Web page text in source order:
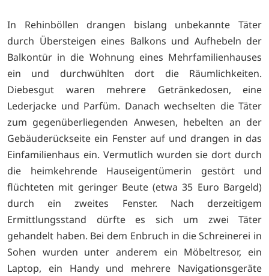
In Rehinböllen drangen bislang unbekannte Täter
durch Übersteigen eines Balkons und Aufhebeln der
Balkontür in die Wohnung eines Mehrfamilienhauses
ein und durchwühlten dort die Räumlichkeiten.
Diebesgut waren mehrere Getränkedosen, eine
Lederjacke und Parfüm. Danach wechselten die Täter
zum gegenüberliegenden Anwesen, hebelten an der
Gebäuderückseite ein Fenster auf und drangen in das
Einfamilienhaus ein. Vermutlich wurden sie dort durch
die heimkehrende Hauseigentümerin gestört und
flüchteten mit geringer Beute (etwa 35 Euro Bargeld)
durch ein zweites Fenster. Nach derzeitigem
Ermittlungsstand dürfte es sich um zwei Täter
gehandelt haben. Bei dem Enbruch in die Schreinerei in
Sohen wurden unter anderem ein Möbeltresor, ein
Laptop, ein Handy und mehrere Navigationsgeräte